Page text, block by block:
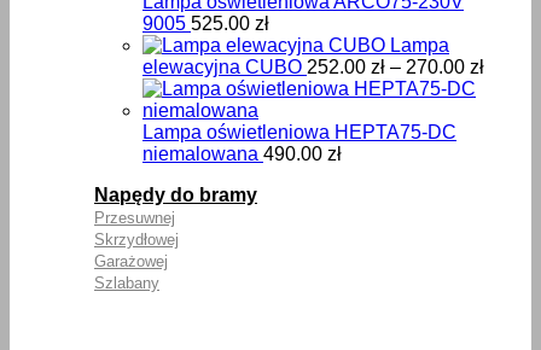
9005 525.00 zł
Lampa
elewacyjna CUBO 252.00 zł – 270.00 złZakres
Lampa oświetleniowa HEPTA75-DC
niemalowana 490.00 zł
Napędy do bramy
Przesuwnej
Skrzydłowej
Garażowej
Szlabany